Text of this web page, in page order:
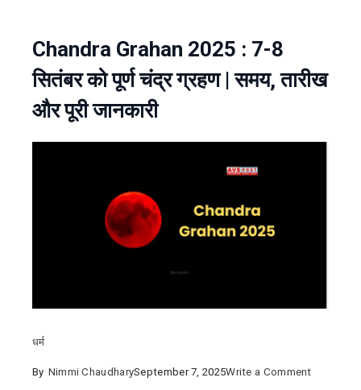
Chandra Grahan 2025 : 7-8
सितंबर को पूर्ण चंद्र ग्रहण | समय, तारीख
और पूरी जानकारी
धर्म
By Nimmi ChaudharySeptember 7, 2025Write a Commenton